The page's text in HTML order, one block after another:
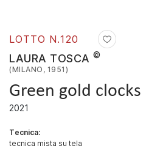
LOTTO N.120
LAURA TOSCA ©
(MILANO, 1951)
Green gold
2021
Tecnica:
tecnica mista su tela